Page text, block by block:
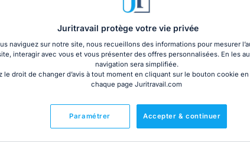
, est implanté à Versailles. Privilégiant une
propose un accompagnement sur mesure tant en
adaptée aux besoins de ses clients.
juridiques :
Juritravail protège votre vie privée
naviguez sur notre site, nous recueillons des informations pour mesurer
interagir avec vous et vous présenter des offres personnalisées. En les
navigation sera simplifiée.
le droit de changer d’avis à tout moment en cliquant sur le bouton cookie
chaque page Juritravail.com
Accepter & continuer
Paramétrer